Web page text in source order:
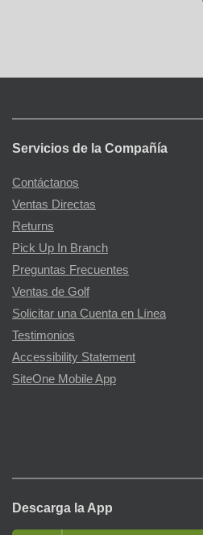
Servicios de la Compañía
Contáctanos
Ventas Directas
Returns
Pick Up In Branch
Preguntas Frecuentes
Ventas de Golf
Solicitar una Cuenta en Línea
Testimonios
Accessibility Statement
SiteOne Mobile App
Descarga la App